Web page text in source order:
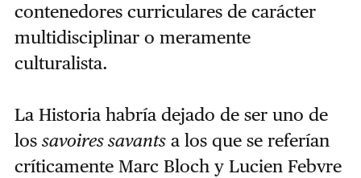
contenedores curriculares de carácter
multidisciplinar o meramente
culturalista.
La Historia habría dejado de ser uno de
los savoires savantsa los que se referían
críticamente Marc Bloch y Lucien Febvre